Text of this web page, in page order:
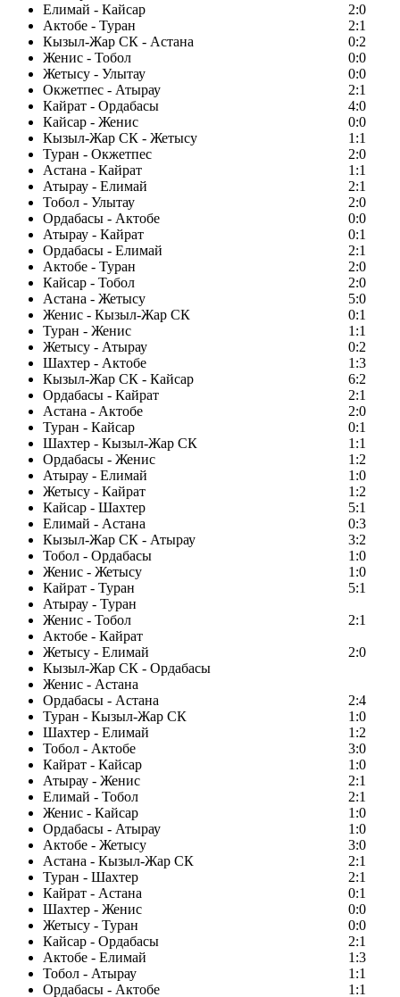
Елимай - Кайсар
2:0
Актобе - Туран
2:1
Кызыл-Жар СК - Астана
0:2
Женис - Тобол
0:0
Жетысу - Улытау
0:0
Окжетпес - Атырау
2:1
Кайрат - Ордабасы
4:0
Кайсар - Женис
0:0
Кызыл-Жар СК - Жетысу
1:1
Туран - Окжетпес
2:0
Астана - Кайрат
1:1
Атырау - Елимай
2:1
Тобол - Улытау
2:0
Ордабасы - Актобе
0:0
Атырау - Кайрат
0:1
Ордабасы - Елимай
2:1
Актобе - Туран
2:0
Кайсар - Тобол
2:0
Астана - Жетысу
5:0
Женис - Кызыл-Жар СК
0:1
Туран - Женис
1:1
Жетысу - Атырау
0:2
Шахтер - Актобе
1:3
Кызыл-Жар СК - Кайсар
6:2
Ордабасы - Кайрат
2:1
Астана - Актобе
2:0
Туран - Кайсар
0:1
Шахтер - Кызыл-Жар СК
1:1
Ордабасы - Женис
1:2
Атырау - Елимай
1:0
Жетысу - Кайрат
1:2
Кайсар - Шахтер
5:1
Елимай - Астана
0:3
Кызыл-Жар СК - Атырау
3:2
Тобол - Ордабасы
1:0
Женис - Жетысу
1:0
Кайрат - Туран
5:1
Атырау - Туран
Женис - Тобол
2:1
Актобе - Кайрат
Жетысу - Елимай
2:0
Кызыл-Жар СК - Ордабасы
Женис - Астана
Ордабасы - Астана
2:4
Туран - Кызыл-Жар СК
1:0
Шахтер - Елимай
1:2
Тобол - Актобе
3:0
Кайрат - Кайсар
1:0
Атырау - Женис
2:1
Елимай - Тобол
2:1
Женис - Кайсар
1:0
Ордабасы - Атырау
1:0
Актобе - Жетысу
3:0
Астана - Кызыл-Жар СК
2:1
Туран - Шахтер
2:1
Кайрат - Астана
0:1
Шахтер - Женис
0:0
Жетысу - Туран
0:0
Кайсар - Ордабасы
2:1
Актобе - Елимай
1:3
Тобол - Атырау
1:1
Ордабасы - Актобе
1:1